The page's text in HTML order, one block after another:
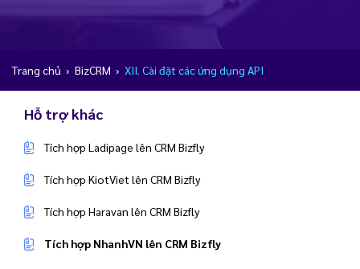
Trang chủ › BizCRM › XII. Cài đặt các ứng dụng API
Hỗ trợ khác
Tích hợp Ladipage lên CRM Bizfly
Tích hợp KiotViet lên CRM Bizfly
Tích hợp Haravan lên CRM Bizfly
Tích hợp NhanhVN lên CRM Bizfly